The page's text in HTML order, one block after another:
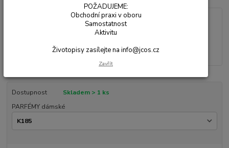
Dostupnost
Skladem > 1 ks
PARFÉMY dámské
POŽADUJEME:
Obchodní praxi v oboru
Samostatnost
Aktivitu
Životopisy zasílejte na info@jcos.cz
Zavřít